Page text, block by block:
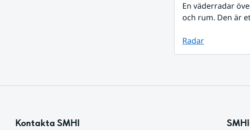
En väderradar
och rum. Den är
Radar
Kontakta SMHI